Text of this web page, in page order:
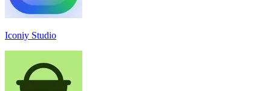
Iconiy Studio